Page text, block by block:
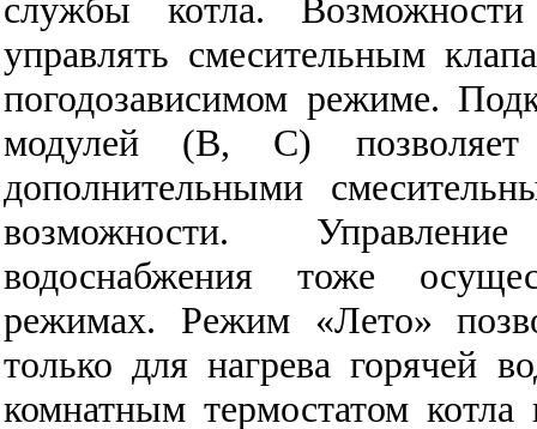
службы котла. Возможности
управлять смесительным
погодозависимом режиме.
модулей (В, С) позволяет
дополнительными
возможности.
водоснабжения тоже
режимах. Режим «Лето»
только для нагрева горячей
комнатным термостатом